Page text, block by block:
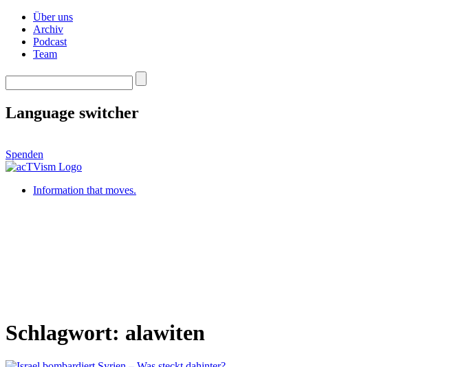
Über uns
Archiv
Podcast
Team
Language switcher
Spenden
Information that moves.
Schlagwort: alawiten